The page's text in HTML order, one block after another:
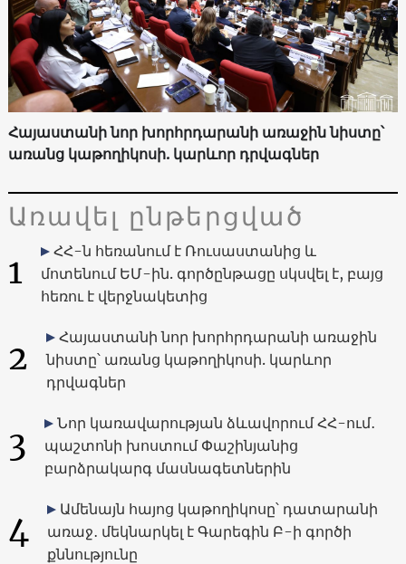
Հայաստանի նոր խորհրդարանի առաջին նիստը՝
առանց կաթողիկոսի. կարևոր դրվագներ
Առավել ընթերցված
1
ՀՀ-ն հեռանում է Ռուսաստանից և
մոտենում ԵՄ-ին. գործընթացը սկսվել է, բայց
հեռու է վերջնակետից
2
Հայաստանի նոր խորհրդարանի առաջին
նիստը՝ առանց կաթողիկոսի. կարևոր
դրվագներ
3
Նոր կառավարության ձևավորում ՀՀ-ում․
պաշտոնի խոստում Փաշինյանից
բարձրակարգ մասնագետներին
4
Ամենայն հայոց կաթողիկոսը՝ դատարանի
առաջ․ մեկնարկել է Գարեգին Բ-ի գործի
քննությունը